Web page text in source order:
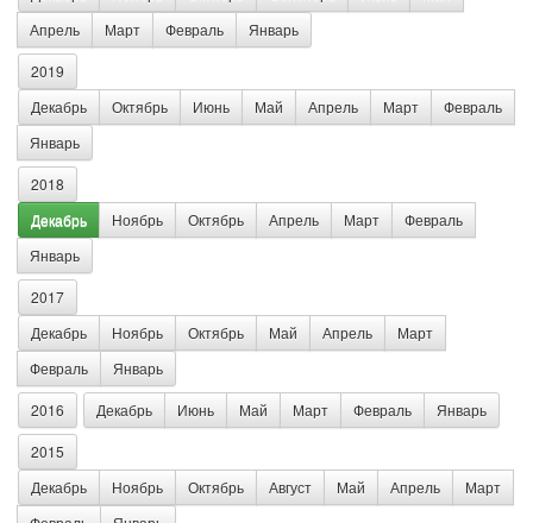
Апрель
Март Февраль Январь
2019
Декабрь
Октябрь Июнь Май Апрель Март
Февраль
Январь
2018
Декабрь
Ноябрь Октябрь Апрель Март
Февраль
Январь
2017
Декабрь
Ноябрь Октябрь Май Апрель
Март
Февраль
Январь
2016 Декабрь Июнь Май Март Февраль Январь
2015
Декабрь
Ноябрь Октябрь Август Май Апрель
Март